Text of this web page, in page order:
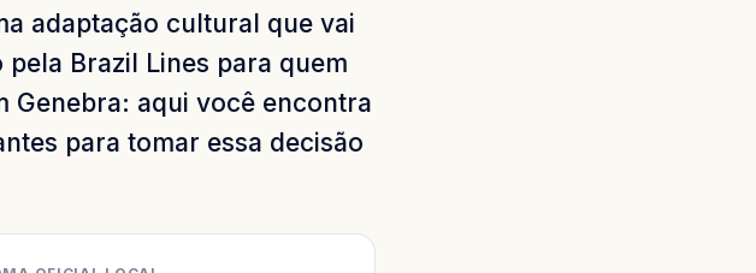
adaptação cultural que vai
Brazil Lines para quem
Genebra: aqui você encontra
para tomar essa decisão